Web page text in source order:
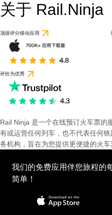
关于 Rail.Ninja
顶级评分移动应用
评价为优秀
Rail Ninja 是一个在线预订火车票的
有或运营任何列车，也不代表任何
务机构，旨在为您提供更便捷的火车
我们的免费应用伴您旅程的
简单！